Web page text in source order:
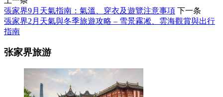
張家界9月天氣指南：氣溫、穿衣及遊覽注意事項 下一条
張家界2月天氣與冬季旅遊攻略 – 雪景霧凇、雲海觀賞與出行
指南
张家界旅游